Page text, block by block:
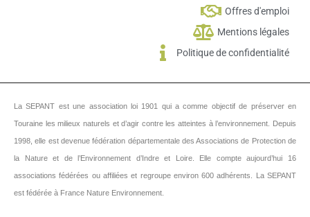
Offres d'emploi
Mentions légales
Politique de confidentialité
La SEPANT est une association loi 1901 qui a comme objectif de préserver en
Touraine les milieux naturels et d’agir contre les atteintes à l’environnement. Depuis
1998, elle est devenue fédération départementale des Associations de Protection de
la Nature et de l’Environnement d’Indre et Loire. Elle compte aujourd’hui 16
associations fédérées ou affiliées et regroupe environ 600 adhérents. La SEPANT
est fédérée à France Nature Environnement.